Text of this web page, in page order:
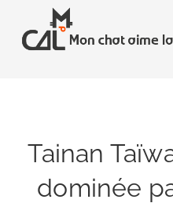
content
Tainan
dominée